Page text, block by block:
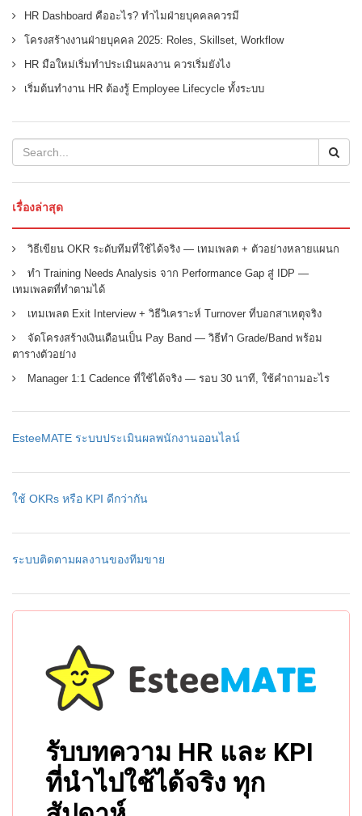
HR Dashboard คืออะไร? ทำไมฝ่ายบุคคลควรมี
โครงสร้างงานฝ่ายบุคคล 2025: Roles, Skillset, Workflow
HR มือใหม่เริ่มทำประเมินผลงาน ควรเริ่มยังไง
เริ่มต้นทำงาน HR ต้องรู้ Employee Lifecycle ทั้งระบบ
เรื่องล่าสุด
วิธีเขียน OKR ระดับทีมที่ใช้ได้จริง — เทมเพลต + ตัวอย่างหลายแผนก
ทำ Training Needs Analysis จาก Performance Gap สู่ IDP —
เทมเพลตที่ทำตามได้
เทมเพลต Exit Interview + วิธีวิเคราะห์ Turnover ที่บอกสาเหตุจริง
จัดโครงสร้างเงินเดือนเป็น Pay Band — วิธีทำ Grade/Band พร้อม
ตารางตัวอย่าง
Manager 1:1 Cadence ที่ใช้ได้จริง — รอบ 30 นาที, ใช้คำถามอะไร
EsteeMATE ระบบประเมินผลพนักงานออนไลน์
ใช้ OKRs หรือ KPI ดีกว่ากัน
ระบบติดตามผลงานของทีมขาย